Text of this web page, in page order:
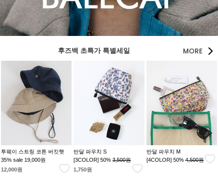
후즈백 초특가 특별세일 MORE
투웨이 스트링 코튼 버킷햇
35% sale 19,000원
12,000원
반달 파우치 S
[3COLOR] 50%3,500원
1,750원
반달 파우치 M
[4COLOR] 50%4,500원